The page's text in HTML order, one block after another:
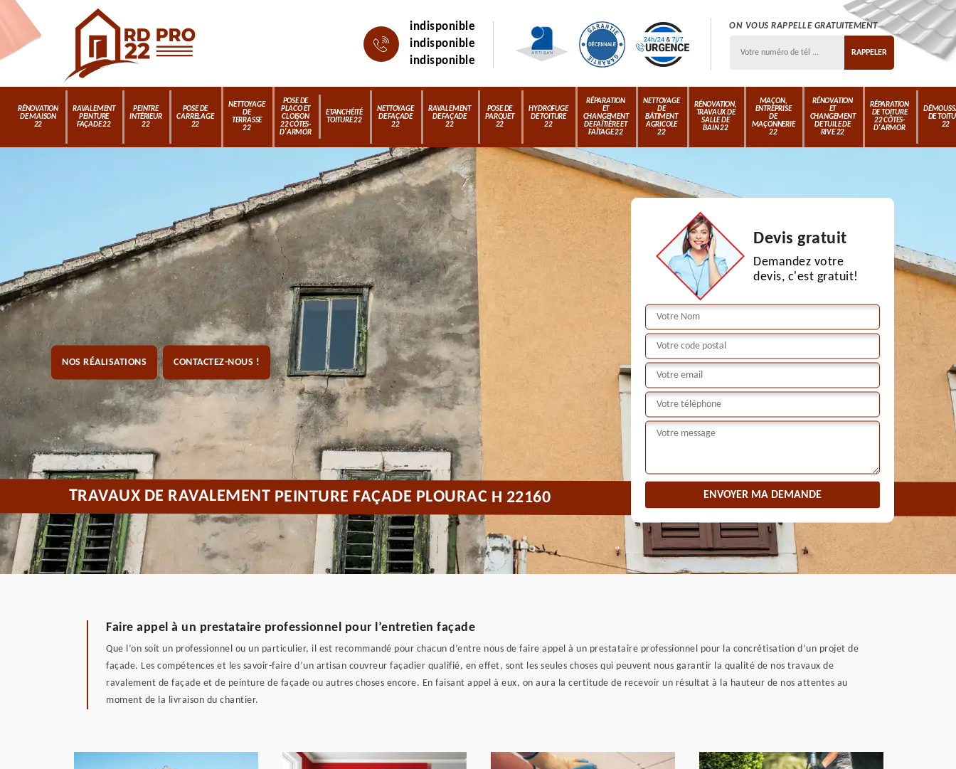
indisponible
indisponible
indisponible
ON VOUS RAPPELLE GRATUITEMENT
RÉNOVATION
DE MAISON
22
RAVALEMENT
PEINTURE
FAÇADE 22
PEINTRE
INTÉRIEUR
22
POSE DE
CARRELAGE
22
NETTOYAGE
DE
TERRASSE
22
POSE DE
PLACO ET
CLOISON
22 CÔTES-
D'ARMOR
ETANCHÉITÉ
TOITURE 22
NETTOYAGE
DE FAÇADE
22
RAVALEMENT
DE FAÇADE
22
POSE DE
PARQUET
22
HYDROFUGE
DE TOITURE
22
RÉPARATION
ET
CHANGEMENT
DE FAÎTIÈRE ET
FAÎTAGE 22
NETTOYAGE
DE
BÂTIMENT
AGRICOLE
22
RÉNOVATION,
TRAVAUX DE
SALLE DE
BAIN 22
MAÇON,
ENTREPRISE
DE
MAÇONNERIE
22
RÉNOVATION
ET
CHANGEMENT
DE TUILE DE
RIVE 22
RÉPARATION
DE TOITURE
22 CÔTES-
D'ARMOR
DE
22
NOS RÉALISATIONS CONTACTEZ-NOUS !
Devis gratuit
Demandez votre
devis, c'est gratuit!
TRAVAUX DE RAVALEMENT PEINTURE FAÇADE PLOURAC H 22160
Faire appel à un prestataire professionnel pour l’entretien façade
Que l’on soit un professionnel ou un particulier, il est recommandé pour chacun d’entre nous de faire appel à un prestataire professionnel pour la concrétisation d’un projet de
façade. Les compétences et les savoir-faire d’un artisan couvreur façadier qualifié, en effet, sont les seules choses qui peuvent nous garantir la qualité de nos travaux de
ravalement de façade et de peinture de façade ou autres choses encore. En faisant appel à eux, on aura la certitude de recevoir un résultat à la hauteur de nos attentes au
moment de la livraison du chantier.